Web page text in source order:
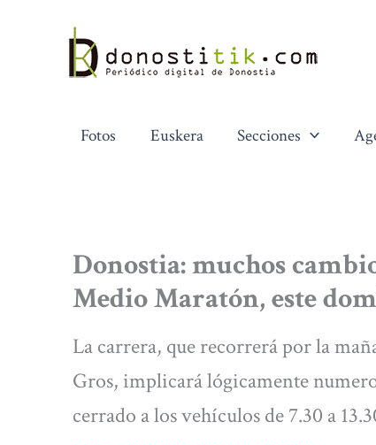
contenido
Fotos Euskera Secciones
Donostia: muchos
Medio Maratón, este
La carrera, que recorrerá por la
Gros, implicará lógicamente
cerrado a los vehículos de 7.30 a